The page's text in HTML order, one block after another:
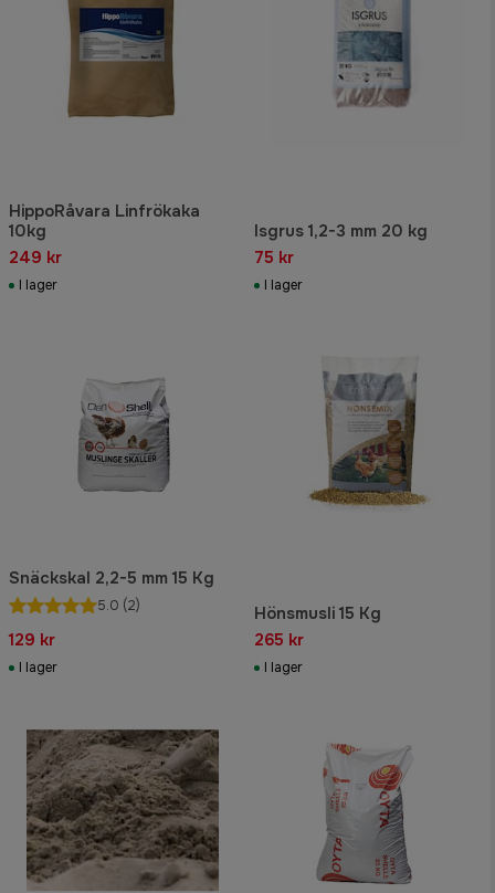
HippoRåvara Linfrökaka
10kg
249 kr
I lager
Isgrus 1,2-3 mm 20 kg
75 kr
I lager
Snäckskal 2,2-5 mm 15 Kg
5.0 (2)
129 kr
I lager
Hönsmusli 15 Kg
265 kr
I lager